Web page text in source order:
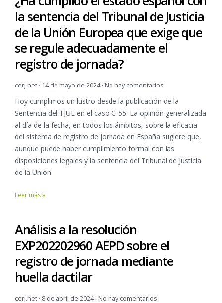
la sentencia del Tribunal de Justicia
de la Unión Europea que exige que
se regule adecuadamente el
registro de jornada?
cerj.net 14 de mayo de 2024 No hay comentarios
Hoy cumplimos un lustro desde la publicación de la
Sentencia del TJUE en el caso C-55. La opinión generalizada
al día de la fecha, en todos los ámbitos, sobre la eficacia
del sistema de registro de jornada en España sugiere que,
aunque puede haber cumplimiento formal con las
disposiciones legales y la sentencia del Tribunal de Justicia
de la Unión
Leer más »
Análisis a la resolución
EXP202202960 AEPD sobre el
registro de jornada mediante
huella dactilar
cerj.net 8 de abril de 2024 No hay comentarios